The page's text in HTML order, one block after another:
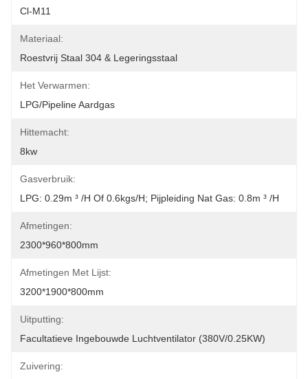
Cl-M11
Materiaal:
Roestvrij Staal 304 & Legeringsstaal
Het Verwarmen:
LPG/Pipeline Aardgas
Hittemacht:
8kw
Gasverbruik:
LPG: 0.29m ³ /h Of 0.6kgs/h; Pijpleiding Nat Gas: 0.8m ³ /h
Afmetingen:
2300*960*800mm
Afmetingen Met Lijst:
3200*1900*800mm
Uitputting:
Facultatieve Ingebouwde Luchtventilator (380V/0.25KW)
Zuivering: